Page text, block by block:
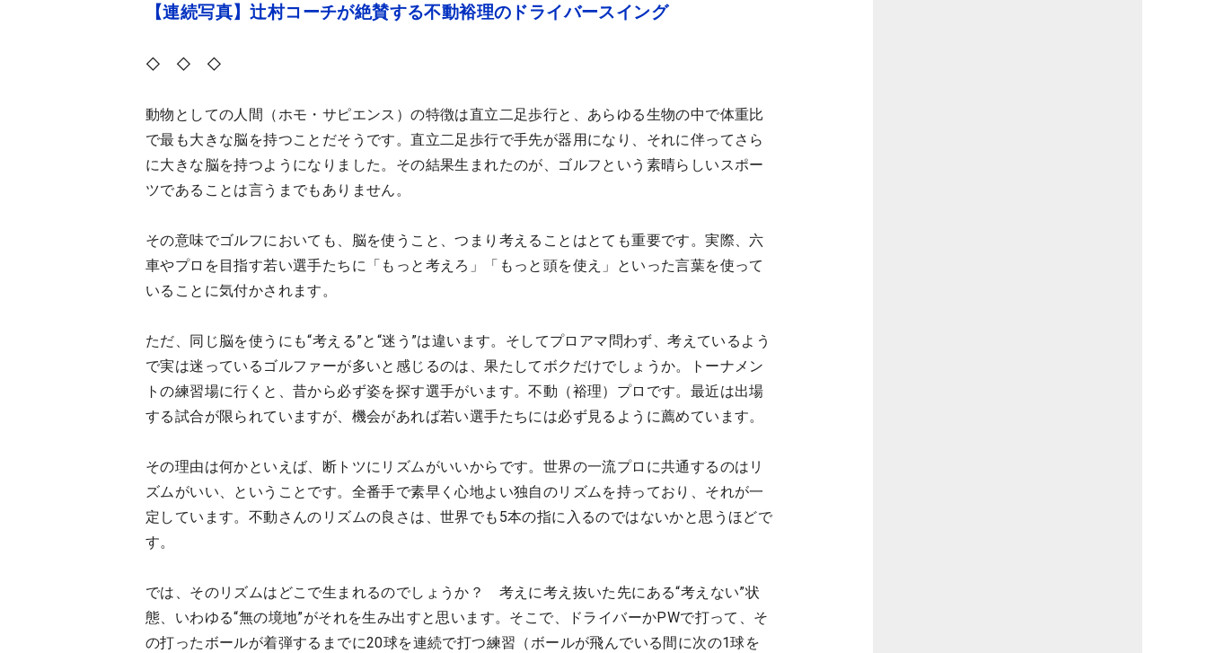
【連続写真】辻村コーチが絶賛する不動裕理のドライバースイング
◇ ◇ ◇
動物としての人間（ホモ・サピエンス）の特徴は直立二足歩行と、あらゆる生物の中で体重比
で最も大きな脳を持つことだそうです。直立二足歩行で手先が器用になり、それに伴ってさら
に大きな脳を持つようになりました。その結果生まれたのが、ゴルフという素晴らしいスポー
ツであることは言うまでもありません。
その意味でゴルフにおいても、脳を使うこと、つまり考えることはとても重要です。実際、六
車やプロを目指す若い選手たちに「もっと考えろ」「もっと頭を使え」といった言葉を使って
いることに気付かされます。
ただ、同じ脳を使うにも“考える”と“迷う”は違います。そしてプロアマ問わず、考えているよう
で実は迷っているゴルファーが多いと感じるのは、果たしてボクだけでしょうか。トーナメン
トの練習場に行くと、昔から必ず姿を探す選手がいます。不動（裕理）プロです。最近は出場
する試合が限られていますが、機会があれば若い選手たちには必ず見るように薦めています。
その理由は何かといえば、断トツにリズムがいいからです。世界の一流プロに共通するのはリ
ズムがいい、ということです。全番手で素早く心地よい独自のリズムを持っており、それが一
定しています。不動さんのリズムの良さは、世界でも5本の指に入るのではないかと思うほどで
す。
では、そのリズムはどこで生まれるのでしょうか？ 考えに考え抜いた先にある“考えない”状
態、いわゆる“無の境地”がそれを生み出すと思います。そこで、ドライバーかPWで打って、そ
の打ったボールが着弾するまでに20球を連続で打つ練習（ボールが飛んでいる間に次の1球を